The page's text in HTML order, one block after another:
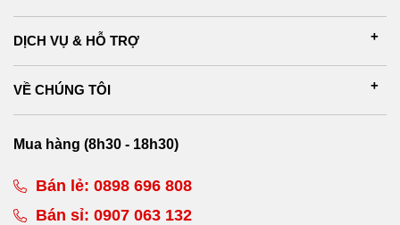
DỊCH VỤ & HỖ TRỢ
VỀ CHÚNG TÔI
Mua hàng (8h30 - 18h30)
Bán lẻ: 0898 696 808
Bán sỉ: 0907 063 132